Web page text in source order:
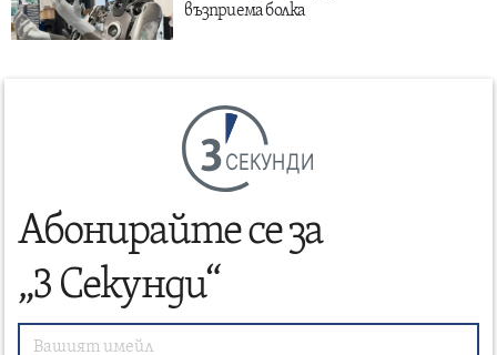
възприема болка
СЕКУНДИ
Абонирайте се за
„3 Секунди“